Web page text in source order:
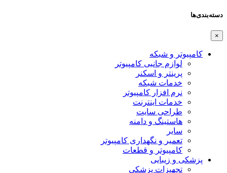
دسته‌بندی‌ها
×
کامپیوتر و شبکه
لوازم جانبی کامپیوتر
پرینتر و اسکنر
خدمات شبکه
نرم افزار کامپیوتر
خدمات اینترنت
طراحی سایت
هاستینگ و دامنه
سایر
تعمیر و نگهداری کامپیوتر
کامپیوتر و قطعات
پزشکی و زیبایی
تجهیزات پزشکی